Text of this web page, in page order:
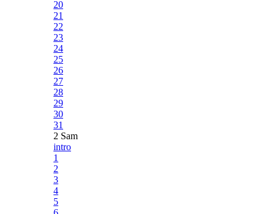
20
21
22
23
24
25
26
27
28
29
30
31
2 Sam
intro
1
2
3
4
5